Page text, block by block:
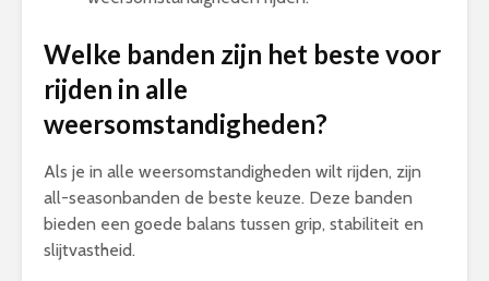
Welke banden zijn het beste voor
rijden in alle
weersomstandigheden?
Als je in alle weersomstandigheden wilt rijden, zijn
all-seasonbanden de beste keuze. Deze banden
bieden een goede balans tussen grip, stabiliteit en
slijtvastheid.